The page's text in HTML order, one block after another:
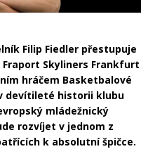
Filip Fiedler přestupuje
Skyliners Frankfurt
hráčem Basketbalové
devítileté historii klubu
mládežnický
rozvíjet v jednom z
k absolutní špičce.